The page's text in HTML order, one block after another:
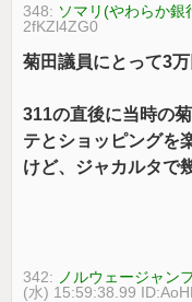
348: ソマリ(やわらか銀
2fKZl4ZG0
菊田議員にとって3
311の直後に当時の
テとショッピングを
けど、ジャカルタで
342: ノルウェージャン
(水) 15:59:38.99